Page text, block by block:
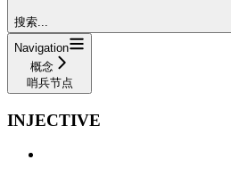
搜索...
Navigation
概念
哨兵节点
INJECTIVE